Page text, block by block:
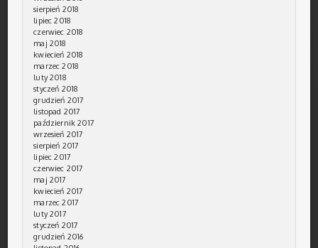
sierpień 2018
lipiec 2018
czerwiec 2018
maj 2018
kwiecień 2018
marzec 2018
luty 2018
styczeń 2018
grudzień 2017
listopad 2017
październik 2017
wrzesień 2017
sierpień 2017
lipiec 2017
czerwiec 2017
maj 2017
kwiecień 2017
marzec 2017
luty 2017
styczeń 2017
grudzień 2016